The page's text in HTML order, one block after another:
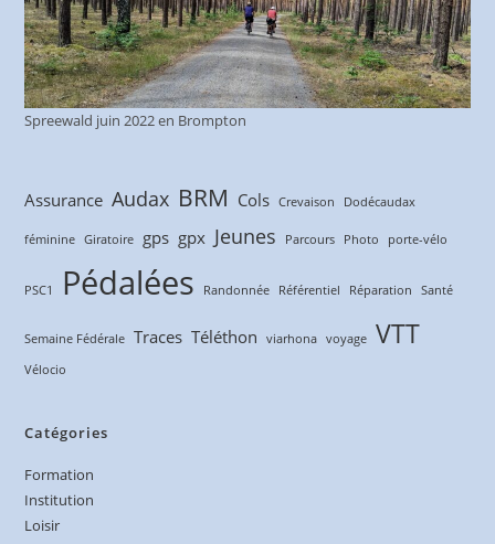
Spreewald juin 2022 en Brompton
Assurance Audax BRM Cols Crevaison Dodécaudax
féminine Giratoire gps gpx Jeunes Parcours Photo porte-vélo
PSC1 Pédalées Randonnée Référentiel Réparation Santé
Semaine Fédérale Traces Téléthon viarhona voyage VTT
Vélocio
Catégories
Formation
Institution
Loisir